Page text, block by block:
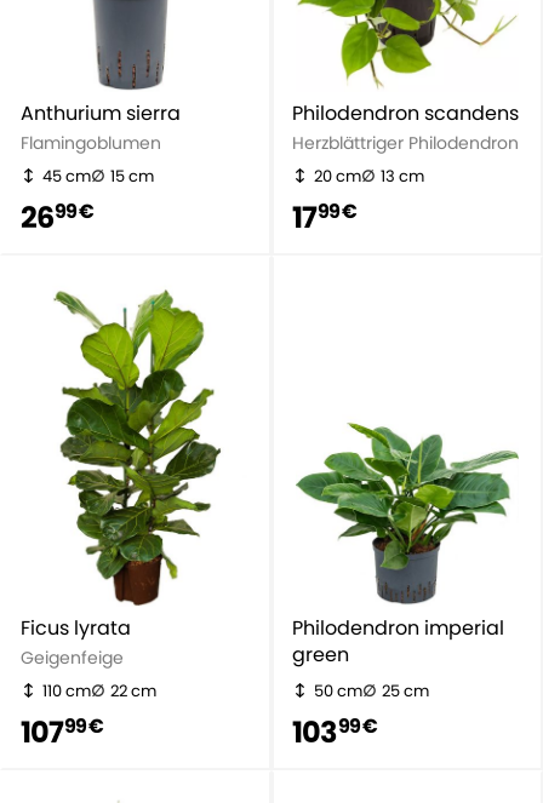
Anthurium sierra
Flamingoblumen
45 cm 15 cm
2699 €
Philodendron scandens
Herzblättriger Philodendron
20 cm 13 cm
1799 €
Ficus lyrata
Geigenfeige
110 cm 22 cm
10799 €
Philodendron imperial
green
50 cm 25 cm
10399 €